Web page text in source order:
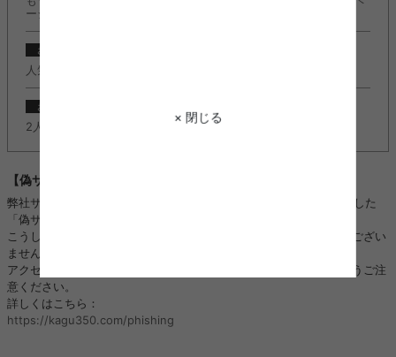
× 閉じる
ージ公開しました。
お知らせ
人気のＬ字デスク『Fine(ファイン)』に新カラー追加しました。
お知らせ
2人掛けソファ『Moss(モス)』に新カラー追加しました。
【偽サイトにご注意ください】
弊社サイトのロゴ・画像などを不正に使用し、kagu350になりすました
「偽サイト」や「偽SNSアカウント」を複数確認しております。
こうした「偽サイト」「偽SNSアカウント」は、当店と全く関係がござい
ません。
アクセス、ご注文、お振り込み、個人情報のやり取りをされないようご注
意ください。
詳しくはこちら：
https://kagu350.com/phishing